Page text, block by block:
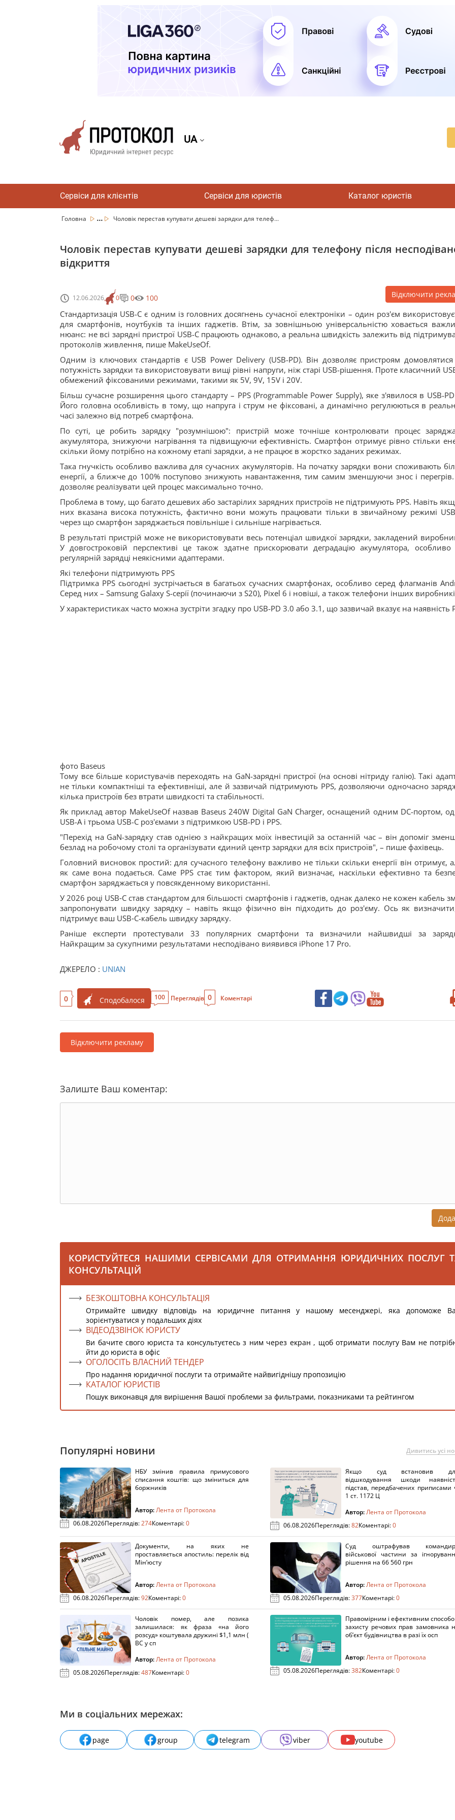
UA
Сервіси для клієнтів Сервіси для юристів Каталог юристів
Головна ... Чоловік перестав купувати дешеві зарядки для телеф...
Чоловік перестав купувати дешеві зарядки для телефону після
відкриття
12.06.2026 0 0 100 Відключити
Стандартизація USB-C є одним із головних досягнень сучасної електроніки – один роз'єм
для смартфонів, ноутбуків та інших гаджетів. Втім, за зовнішньою універсальністю ховається
нюанс: не всі зарядні пристрої USB-C працюють однаково, а реальна швидкість залежить від
протоколів живлення, пише MakeUseOf.
Одним із ключових стандартів є USB Power Delivery (USB-PD). Він дозволяє пристроям
потужність зарядки та використовувати вищі рівні напруги, ніж старі USB-рішення. Проте класичний
обмежений фіксованими режимами, такими як 5V, 9V, 15V і 20V.
Більш сучасне розширення цього стандарту – PPS (Programmable Power Supply), яке з'явилося в USB-
Його головна особливість в тому, що напруга і струм не фіксовані, а динамічно регулюються в
часі залежно від потреб смартфона.
По суті, це робить зарядку "розумнішою": пристрій може точніше контролювати процес
акумулятора, знижуючи нагрівання та підвищуючи ефективність. Смартфон отримує рівно стільки
скільки йому потрібно на кожному етапі зарядки, а не працює в жорстко заданих режимах.
Така гнучкість особливо важлива для сучасних акумуляторів. На початку зарядки вони споживають
енергії, а ближче до 100% поступово знижують навантаження, тим самим зменшуючи знос і перегрів.
дозволяє реалізувати цей процес максимально точно.
Проблема в тому, що багато дешевих або застарілих зарядних пристроїв не підтримують PPS. Навіть
них вказана висока потужність, фактично вони можуть працювати тільки в звичайному режимі
через що смартфон заряджається повільніше і сильніше нагрівається.
В результаті пристрій може не використовувати весь потенціал швидкої зарядки, закладений
У довгостроковій перспективі це також здатне прискорювати деградацію акумулятора,
регулярній зарядці неякісними адаптерами.
Які телефони підтримують PPS
Підтримка PPS сьогодні зустрічається в багатьох сучасних смартфонах, особливо серед флагманів
Серед них – Samsung Galaxy S-серії (починаючи з S20), Pixel 6 і новіші, а також телефони інших
У характеристиках часто можна зустріти згадку про USB-PD 3.0 або 3.1, що зазвичай вказує на наявність
фото Baseus
Тому все більше користувачів переходять на GaN-зарядні пристрої (на основі нітриду галію). Такі
не тільки компактніші та ефективніші, але й зазвичай підтримують PPS, дозволяючи одночасно
кілька пристроїв без втрати швидкості та стабільності.
Як приклад автор MakeUseOf назвав Baseus 240W Digital GaN Charger, оснащений одним DC-портом,
USB-A і трьома USB-C роз'ємами з підтримкою USB-PD і PPS.
"Перехід на GaN-зарядку став однією з найкращих моїх інвестицій за останній час – він допоміг
безлад на робочому столі та організувати єдиний центр зарядки для всіх пристроїв", – пише фахівець.
Головний висновок простий: для сучасного телефону важливо не тільки скільки енергії він отримує,
як саме вона подається. Саме PPS стає тим фактором, який визначає, наскільки ефективно та
смартфон заряджається у повсякденному використанні.
У 2026 році USB‑C став стандартом для більшості смартфонів і гаджетів, однак далеко не кожен кабель
запропонувати швидку зарядку – навіть якщо фізично він підходить до роз'єму. Ось як
підтримує ваш USB‑C-кабель швидку зарядку.
Раніше експерти протестували 33 популярних смартфони та визначили найшвидші за
Найкращим за сукупними результатами несподівано виявився iPhone 17 Pro.
ДЖЕРЕЛО : UNIAN
0 Сподобалося 100 Переглядів 0 Коментарі
Відключити рекламу
Залиште Ваш коментар:
КОРИСТУЙТЕСЯ НАШИМИ СЕРВІСАМИ ДЛЯ ОТРИМАННЯ ЮРИДИЧНИХ ПОСЛУГ
КОНСУЛЬТАЦІЙ
БЕЗКОШТОВНА КОНСУЛЬТАЦІЯ
Отримайте швидку відповідь на юридичне питання у нашому месенджері, яка допоможе
зорієнтуватися у подальших діях
ВІДЕОДЗВІНОК ЮРИСТУ
Ви бачите свого юриста та консультуєтесь з ним через екран , щоб отримати послугу Вам не
йти до юриста в офіс
ОГОЛОСІТЬ ВЛАСНИЙ ТЕНДЕР
Про надання юридичної послуги та отримайте найвигіднішу пропозицію
КАТАЛОГ ЮРИСТІВ
Пошук виконавця для вирішення Вашої проблеми за фильтрами, показниками та рейтингом
Популярні новини Дивитись усі
НБУ змінив правила примусового
списання коштів: що зміниться для
боржників
Автор:Лента от Протокола
06.08.2026Переглядів:274Коментарі:0
Якщо суд встановив
відшкодування шкоди
підстав, передбачених приписами
1 ст. 1172 Ц
Автор:Лента от Протокола
06.08.2026Переглядів:82Коментарі:0
Документи, на яких не
проставляється апостиль: перелік від
Мін’юсту
Автор:Лента от Протокола
06.08.2026Переглядів:92Коментарі:0
Суд оштрафував
військової частини за
рішення на 66 560 грн
Автор:Лента от Протокола
05.08.2026Переглядів:377Коментарі:0
Чоловік помер, але позика
залишилася: як фраза «на його
розсуд» коштувала дружині $1,1 млн (
ВС у сп
Автор:Лента от Протокола
05.08.2026Переглядів:487Коментарі:0
Правомірним і ефективним
захисту речових прав замовника
об’єкт будівництва в разі їх осп
Автор:Лента от Протокола
05.08.2026Переглядів:382Коментарі:0
Ми в соціальних мережах:
page group telegram viber youtube